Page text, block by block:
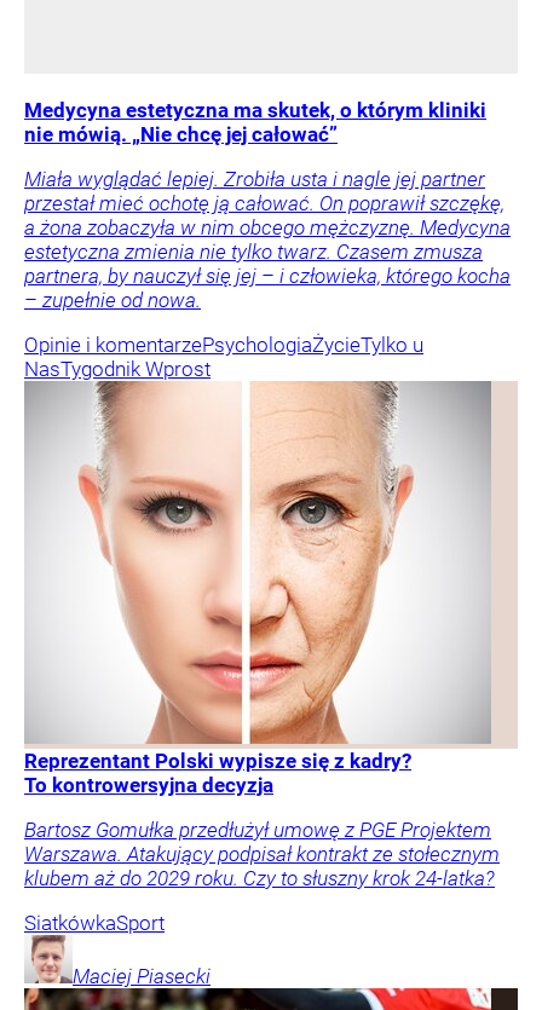
Medycyna estetyczna ma skutek, o którym kliniki
nie mówią. „Nie chcę jej całować”
Miała wyglądać lepiej. Zrobiła usta i nagle jej partner
przestał mieć ochotę ją całować. On poprawił szczękę,
a żona zobaczyła w nim obcego mężczyznę. Medycyna
estetyczna zmienia nie tylko twarz. Czasem zmusza
partnera, by nauczył się jej – i człowieka, którego kocha
– zupełnie od nowa.
Opinie i komentarzePsychologiaŻycieTylko u
NasTygodnik Wprost
Reprezentant Polski wypisze się z kadry?
To kontrowersyjna decyzja
Bartosz Gomułka przedłużył umowę z PGE Projektem
Warszawa. Atakujący podpisał kontrakt ze stołecznym
klubem aż do 2029 roku. Czy to słuszny krok 24-latka?
SiatkówkaSport
Maciej Piasecki